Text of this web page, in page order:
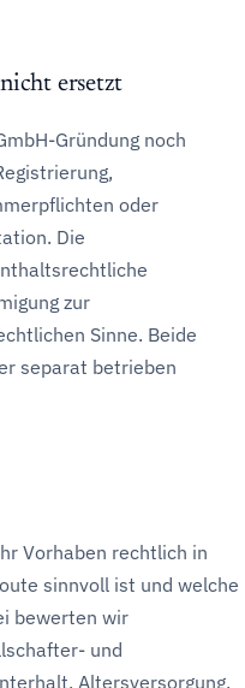
ersetzt
Gründung noch
oder
Die
zur
Sinne. Beide
separat betrieben
Vorhaben rechtlich in
sinnvoll ist und welche
bewerten wir
und
Altersversorgung,